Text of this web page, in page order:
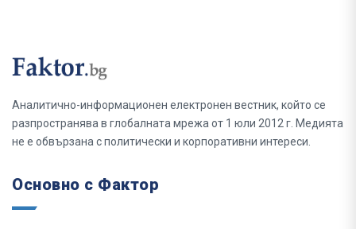
Аналитично-информационен електронен вестник, който се
разпространява в глобалната мрежа от 1 юли 2012 г. Медията
не е обвързана с политически и корпоративни интереси.
Основно с Фактор